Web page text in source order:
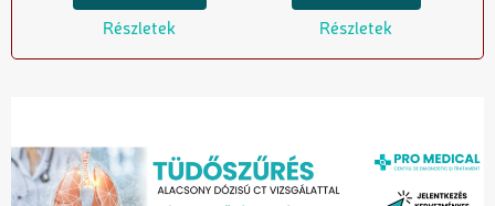
Részletek Részletek